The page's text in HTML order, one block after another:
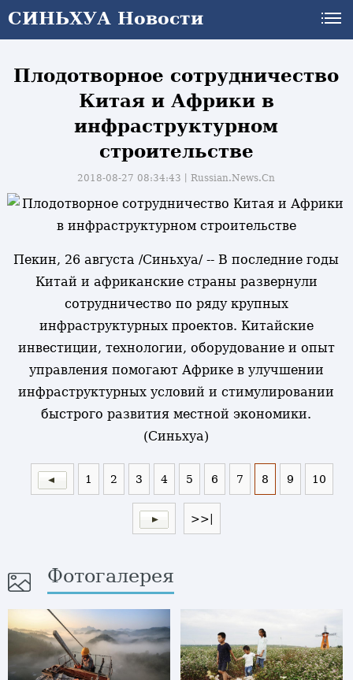
СИНЬХУА Новости
Плодотворное сотрудничество
Китая и Африки в
инфраструктурном
строительстве
2018-08-27 08:34:43丨Russian.News.Cn
Пекин, 26 августа /Синьхуа/ -- В последние годы
Китай и африканские страны развернули
сотрудничество по ряду крупных
инфраструктурных проектов. Китайские
инвестиции, технологии, оборудование и опыт
управления помогают Африке в улучшении
инфраструктурных условий и стимулировании
быстрого развития местной экономики.
(Синьхуа)
1 2 3 4 5 6 7 8 9 10
>>|
Фотогалерея